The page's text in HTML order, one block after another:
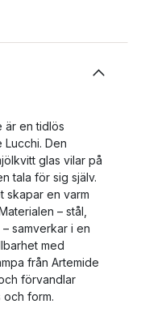
är en tidlös
Den
glas vilar på
tala för sig själv.
skapar en varm
– stål,
samverkar i en
med
från Artemide
förvandlar
och form.